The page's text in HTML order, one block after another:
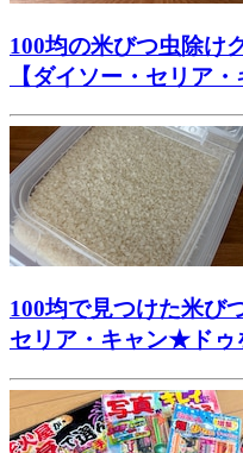
100均の米びつ虫除け
【ダイソー・セリア
100均で見つけた米び
セリア・キャン★ドゥ